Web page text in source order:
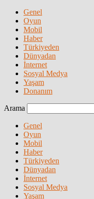
Genel
Oyun
Mobil
Haber
Türkiyeden
Dünyadan
İnternet
Sosyal Medya
Yaşam
Donanım
Arama
Genel
Oyun
Mobil
Haber
Türkiyeden
Dünyadan
İnternet
Sosyal Medya
Yaşam